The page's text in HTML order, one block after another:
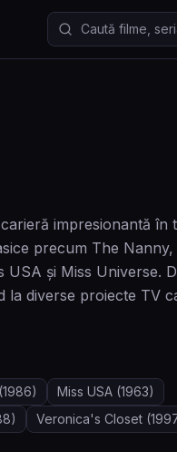
Caută filme și
impresionantă în
precum The
și Miss Universe.
la diverse proiecte TV
(1986) Miss USA (1963)
Veronica's Closet